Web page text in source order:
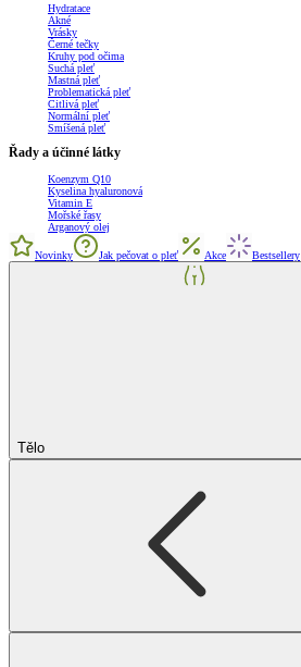
Hydratace
Akné
Vrásky
Černé tečky
Kruhy pod očima
Suchá pleť
Mastná pleť
Problematická pleť
Citlivá pleť
Normální pleť
Smíšená pleť
Řady a účinné látky
Koenzym Q10
Kyselina hyaluronová
Vitamin E
Mořské řasy
Arganový olej
Novinky Jak pečovat o pleť Akce Bestsellery
Tělo